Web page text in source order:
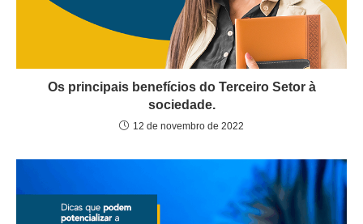
Os principais benefícios do Terceiro Setor à
sociedade.
12 de novembro de 2022